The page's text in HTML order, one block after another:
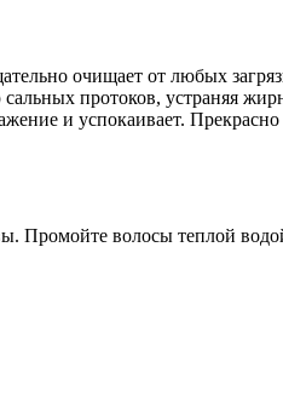
очищает от любых
протоков, устраняя
и успокаивает.
Промойте волосы теплой